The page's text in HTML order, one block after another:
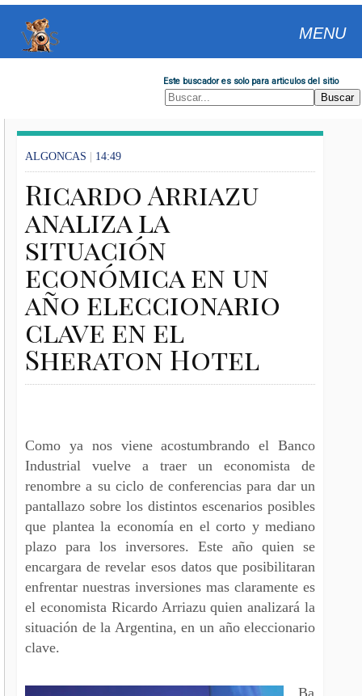
MENU
Este buscador es solo para articulos del sitio
ALGONCAS | 14:49
Ricardo Arriazu
analiza la
situación
económica en un
año eleccionario
clave en el
Sheraton Hotel
Como ya nos viene acostumbrando el Banco
Industrial vuelve a traer un economista de
renombre a su ciclo de conferencias para dar un
pantallazo sobre los distintos escenarios posibles
que plantea la economía en el corto y mediano
plazo para los inversores. Este año quien se
encargara de revelar esos datos que posibilitaran
enfrentar nuestras inversiones mas claramente es
el economista Ricardo Arriazu quien analizará la
situación de la Argentina, en un año eleccionario
clave.
Ba